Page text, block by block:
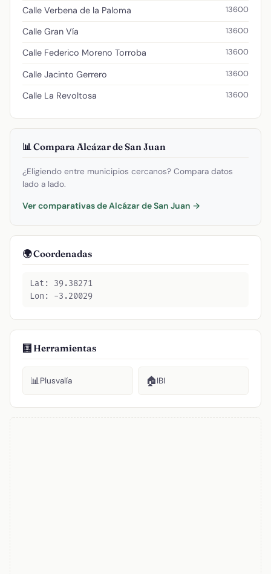
Calle Verbena de la Paloma 13600
Calle Gran Vía 13600
Calle Federico Moreno Torroba 13600
Calle Jacinto Gerrero 13600
Calle La Revoltosa 13600
📊 Compara Alcázar de San Juan
¿Eligiendo entre municipios cercanos? Compara datos
lado a lado.
Ver comparativas de Alcázar de San Juan →
🌍 Coordenadas
Lat: 39.38271
Lon: -3.20029
🧮 Herramientas
📊Plusvalía 🏠IBI